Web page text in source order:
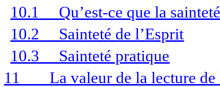
10.1
Qu’est-ce que la
10.2
Sainteté de l’Esprit
10.3
Sainteté pratique
11
La valeur de la lecture